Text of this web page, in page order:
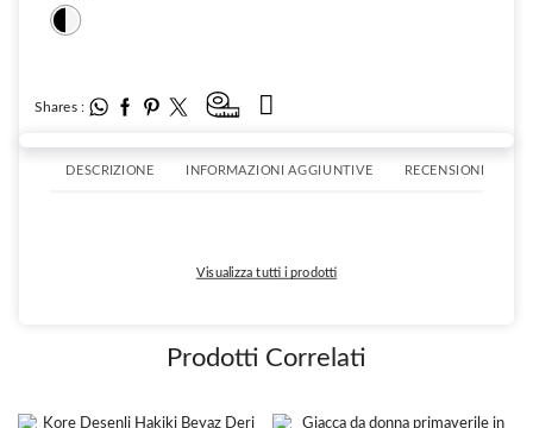
Shares :
DESCRIZIONE INFORMAZIONI AGGIUNTIVE RECENSIONI (0)
Visualizza tutti i prodotti
Prodotti Correlati